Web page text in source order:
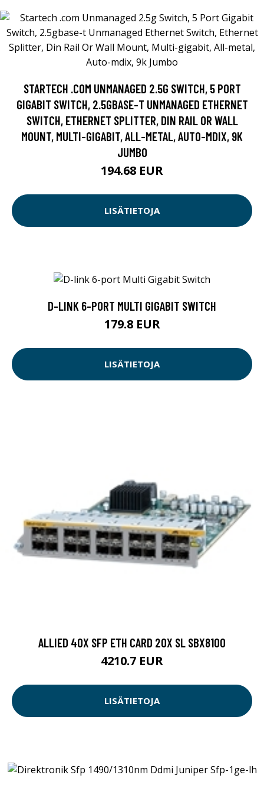
STARTECH .COM UNMANAGED 2.5G SWITCH, 5 PORT
GIGABIT SWITCH, 2.5GBASE-T UNMANAGED ETHERNET
SWITCH, ETHERNET SPLITTER, DIN RAIL OR WALL
MOUNT, MULTI-GIGABIT, ALL-METAL, AUTO-MDIX, 9K
JUMBO
194.68 EUR
LISÄTIETOJA
D-LINK 6-PORT MULTI GIGABIT SWITCH
179.8 EUR
LISÄTIETOJA
ALLIED 40X SFP ETH CARD 20X SL SBX8100
4210.7 EUR
LISÄTIETOJA